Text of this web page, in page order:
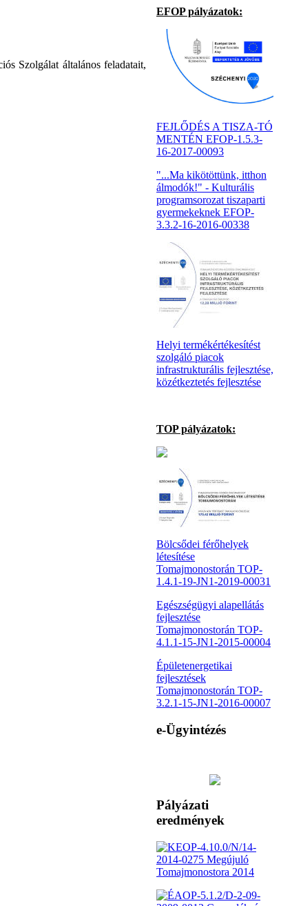
Szolgálat általános feladatait,
EFOP pályázatok:
FEJLŐDÉS A TISZA-TÓ
MENTÉN EFOP-1.5.3-
16-2017-00093
"...Ma kikötöttünk, itthon
álmodók!" - Kulturális
programsorozat tiszaparti
gyermekeknek EFOP-
3.3.2-16-2016-00338
Helyi termékértékesítést
szolgáló piacok
infrastrukturális fejlesztése,
közétkeztetés fejlesztése
TOP pályázatok:
Bölcsődei férőhelyek
létesítése
Tomajmonostorán TOP-
1.4.1-19-JN1-2019-00031
Egészségügyi alapellátás
fejlesztése
Tomajmonostorán TOP-
4.1.1-15-JN1-2015-00004
Épületenergetikai
fejlesztések
Tomajmonostorán TOP-
3.2.1-15-JN1-2016-00007
e-Ügyintézés
Pályázati
eredmények